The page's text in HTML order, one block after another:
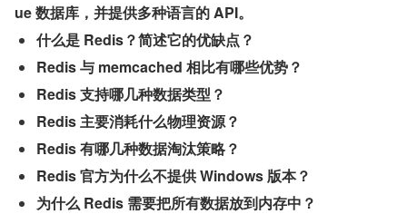
ue 数据库，并提供多种语言的 API。
什么是 Redis？简述它的优缺点？
Redis 与 memcached 相比有哪些优势？
Redis 支持哪几种数据类型？
Redis 主要消耗什么物理资源？
Redis 有哪几种数据淘汰策略？
Redis 官方为什么不提供 Windows 版本？
为什么 Redis 需要把所有数据放到内存中？